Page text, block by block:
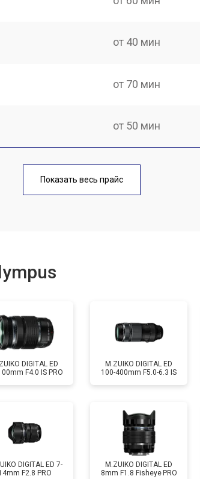
от 40 мин
от 70 мин
от 50 мин
от 70 мин
Показать весь прайс
DIGITAL ED
F4.0 IS PRO
M.ZUIKO DIGITAL ED
100-400mm F5.0-6.3 IS
DIGITAL ED 7-
F2.8 PRO
M.ZUIKO DIGITAL ED
8mm F1.8 Fisheye PRO